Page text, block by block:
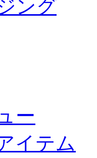
ング
ー
イテム